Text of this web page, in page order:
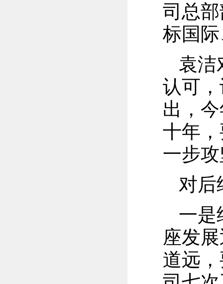
司总
标国
袁洁
认可
出，
十年
一步
对后
一是
座发
道远